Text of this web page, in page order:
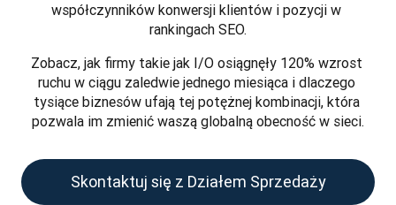
współczynników konwersji klientów i pozycji w
rankingach SEO.
Zobacz, jak firmy takie jak I/O osiągnęły 120% wzrost
ruchu w ciągu zaledwie jednego miesiąca i dlaczego
tysiące biznesów ufają tej potężnej kombinacji, która
pozwala im zmienić waszą globalną obecność w sieci.
Skontaktuj się z Działem Sprzedaży